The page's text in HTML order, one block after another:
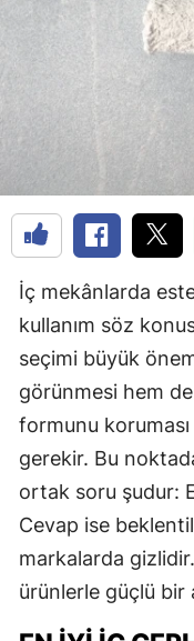
İç mekânlarda
kullanım söz
seçimi büyük
görünmesi hem
formunu
gerekir. Bu
ortak soru şudur:
Cevap ise
markalarda
ürünlerle güçlü bir